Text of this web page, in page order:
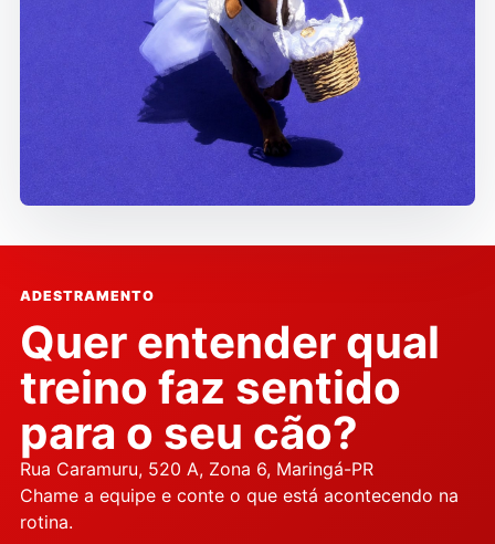
ADESTRAMENTO
Quer entender qual
treino faz sentido
para o seu cão?
Rua Caramuru, 520 A, Zona 6, Maringá-PR
Chame a equipe e conte o que está acontecendo na
rotina.